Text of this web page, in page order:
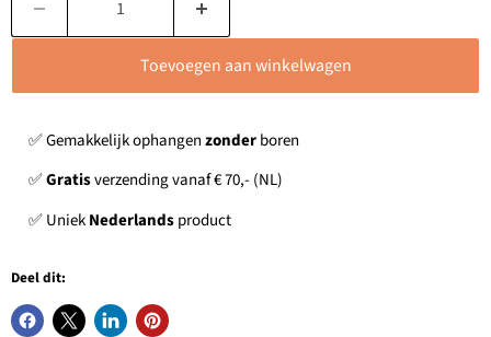
Toevoegen aan winkelwagen
✅ Gemakkelijk ophangenzonderboren
✅Gratisverzending vanaf € 70,- (NL)
✅ UniekNederlandsproduct
Deel dit: